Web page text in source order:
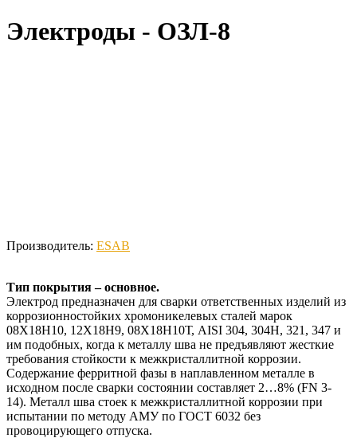
Электроды - ОЗЛ-8
Производитель: ESAB
Тип покрытия – основное.
Электрод предназначен для сварки ответственных изделий из
коррозионностойких хромоникелевых сталей марок
08Х18Н10, 12Х18Н9, 08Х18Н10Т, AISI 304, 304H, 321, 347 и
им подобных, когда к металлу шва не предъявляют жесткие
требования стойкости к межкристаллитной коррозии.
Содержание ферритной фазы в наплавленном металле в
исходном после сварки состоянии составляет 2…8% (FN 3-
14). Металл шва стоек к межкристаллитной коррозии при
испытании по методу АМУ по ГОСТ 6032 без
провоцирующего отпуска.